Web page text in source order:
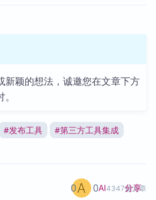
新颖的想法，诚邀您在文章下方
#发布工具 #第三方工具集成
AI4347篇文章
0 0 分享